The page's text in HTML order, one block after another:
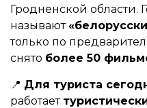
Гродненской области.
называют
только по
снято более 50
📍 Для туриста
работает